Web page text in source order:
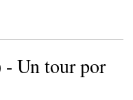
Un tour por